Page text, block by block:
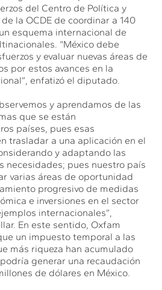
del Centro de Política y
la OCDE de coordinar a 140
esquema internacional de
“México debe
y evaluar nuevas áreas de
por estos avances en la
enfatizó el diputado.
y aprendamos de las
que se están
países, pues esas
trasladar a una aplicación en el
y adaptando las
necesidades; pues nuestro país
varias áreas de oportunidad
progresivo de medidas
e inversiones en el sector
internacionales”,
En este sentido, Oxfam
un impuesto temporal a las
más riqueza han acumulado
generar una recaudación
de dólares en México.